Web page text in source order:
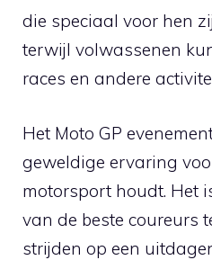
die speciaal voor hen
terwijl volwassenen
races en andere
Het Moto GP
geweldige ervaring
motorsport houdt. Het
van de beste coureurs
strijden op een